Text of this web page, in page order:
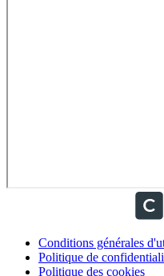
Conditions générales
Politique de
Politique des cookies